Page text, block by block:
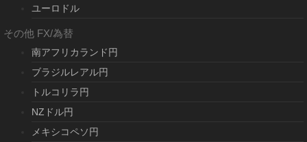
ユーロドル
その他 FX/為替
南アフリカランド円
ブラジルレアル円
トルコリラ円
NZドル円
メキシコペソ円